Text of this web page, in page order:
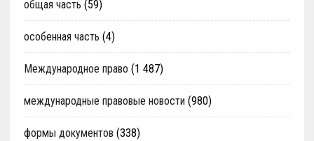
общая часть (59)
особенная часть (4)
Международное право (1 487)
международные правовые новости (980)
формы документов (338)